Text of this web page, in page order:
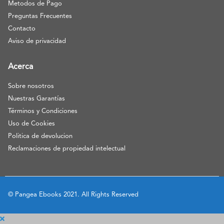
Metodos de Pago
Preguntas Frecuentes
Contacto
Aviso de privacidad
Acerca
Sobre nosotros
Nuestras Garantías
Términos y Condiciones
Uso de Cookies
Politica de devolucion
Reclamaciones de propiedad intelectual
© Pangea Ebooks 2021. All Rights Reserved